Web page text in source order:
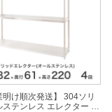
明け順次発送】 304ソリ
ステンレス エレクター シ